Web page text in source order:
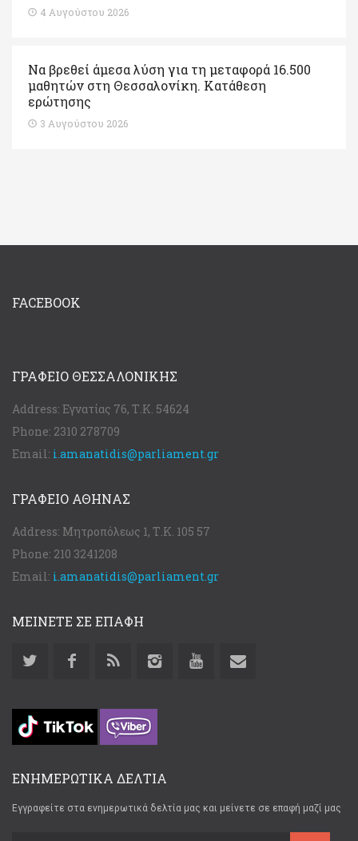
4 Αυγούστου 2026
Να βρεθεί άμεσα λύση για τη μεταφορά 16.500
μαθητών στη Θεσσαλονίκη. Κατάθεση
ερώτησης
3 Αυγούστου 2026
FACEBOOK
ΓΡΑΦΕΊΟ ΘΕΣΣΑΛΟΝΊΚΗΣ
Address: Εγνατίας 76, Τ.Κ. 54624
Phone: 2310 278709
Email: i.amanatidis@parliament.gr
ΓΡΑΦΕΊΟ ΑΘΉΝΑΣ
Address: Μητροπόλεως 1, Τ.Κ. 105 57
Phone: 210 3241208
Email: i.amanatidis@parliament.gr
ΜΕΙΝΕΤΕ ΣΕ ΕΠΑΦΗ
ΕΝΗΜΕΡΩΤΙΚΑ ΔΕΛΤΙΑ
Εγγραφείτε στα ενημερωτικά δελτία μας και μείνετε σε επαφή μαζί μας